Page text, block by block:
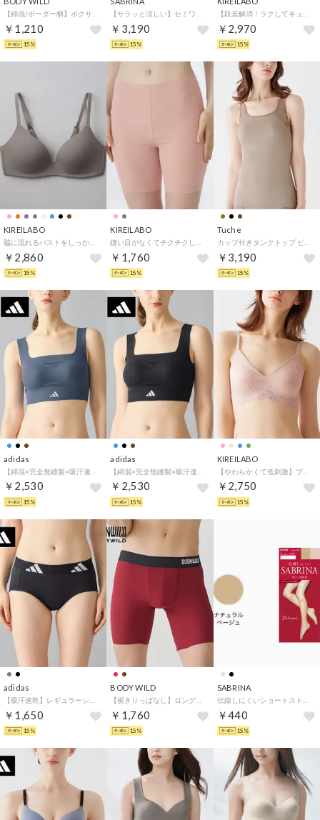
￥1,210
15%
￥3,190
15%
￥2,970
15%
KIREILABO
脇に流れるバストをしっかりキープ ノンワイヤーブラジャー オーガニックコットン （グレー）
￥2,860
15%
KIREILABO
縫い目がなくてチクチクしにくい 3分丈ボトム オーガニックコットン【返品不可商品】 （マルシェピンク）
￥1,760
15%
Tuche
カップ付きタンクトップ ピンと背筋がきれい （クチュールグリー）
￥3,190
15%
adidas
￥2,530
15%
adidas
￥2,530
15%
KIREILABO
【やわらかくて低刺激】ブラファンデ・ ノンワイヤーブラジャー （スモークピンク）
￥2,750
15%
adidas
￥1,650
15%
BODY WILD
￥1,760
15%
SABRINA
￥440
15%